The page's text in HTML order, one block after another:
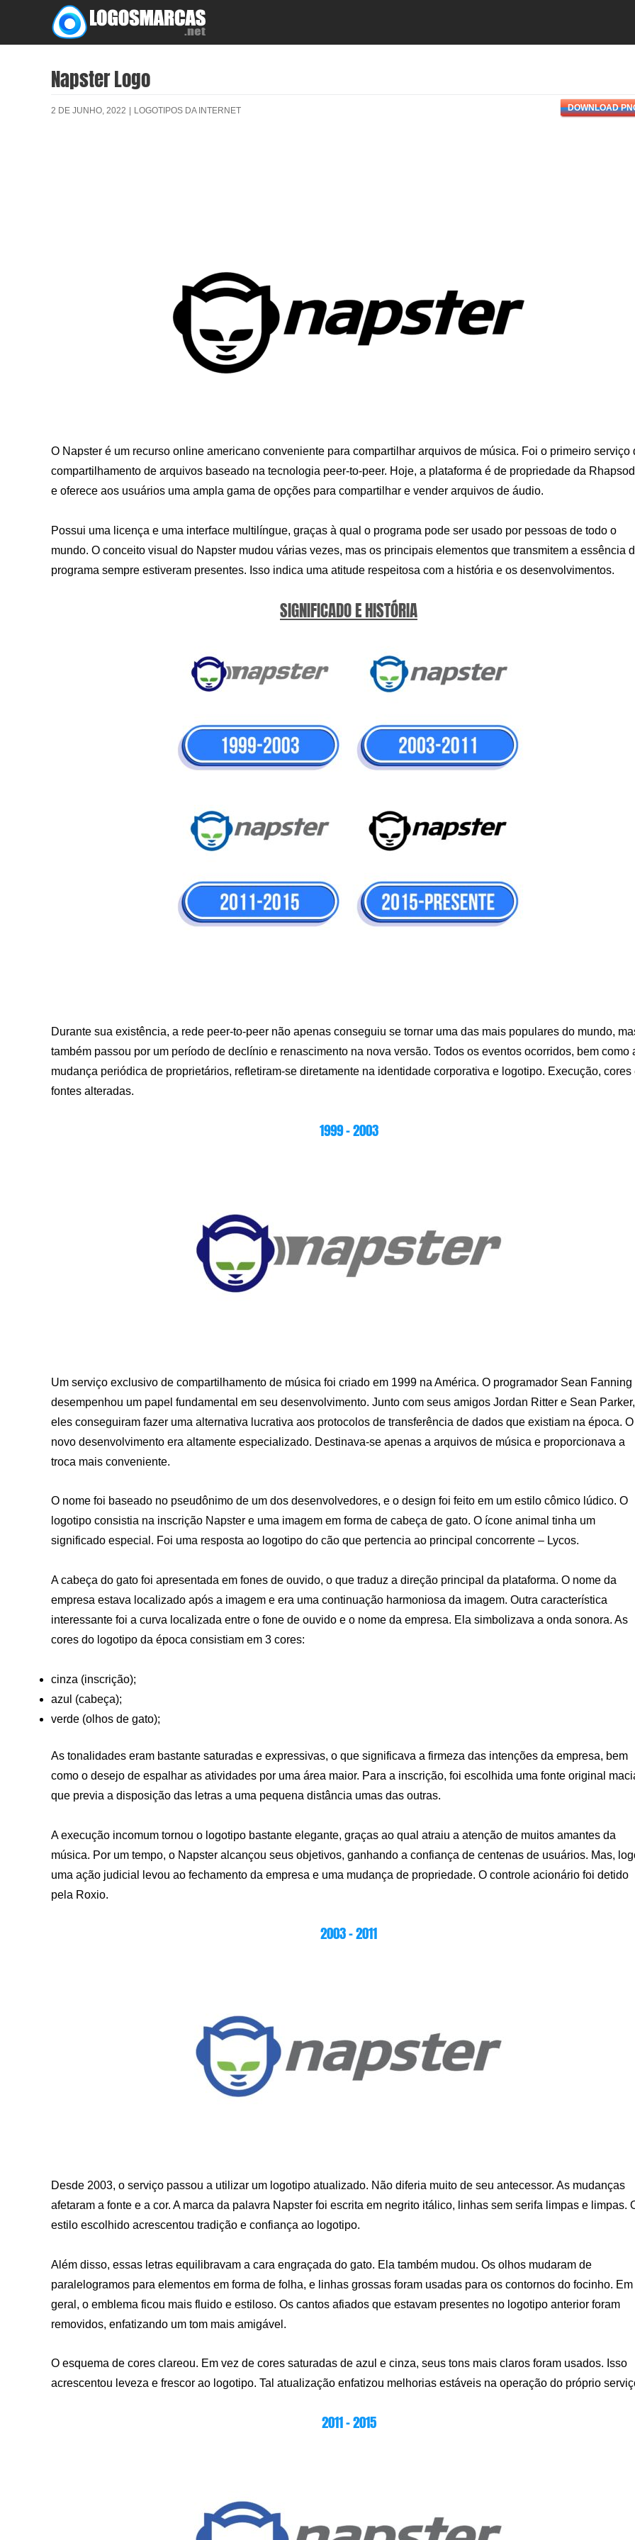
content
Napster Logo
2 DE JUNHO, 2022 | LOGOTIPOS DA INTERNET DOWNLOAD
O Napster é um recurso online americano conveniente para compartilhar arquivos de música. Foi o primeiro serviço
compartilhamento de arquivos baseado na tecnologia peer-to-peer. Hoje, a plataforma é de propriedade da
e oferece aos usuários uma ampla gama de opções para compartilhar e vender arquivos de áudio.
Possui uma licença e uma interface multilíngue, graças à qual o programa pode ser usado por pessoas de todo o
mundo. O conceito visual do Napster mudou várias vezes, mas os principais elementos que transmitem a essência
programa sempre estiveram presentes. Isso indica uma atitude respeitosa com a história e os desenvolvimentos.
SIGNIFICADO E HISTÓRIA
Durante sua existência, a rede peer-to-peer não apenas conseguiu se tornar uma das mais populares do mundo,
também passou por um período de declínio e renascimento na nova versão. Todos os eventos ocorridos, bem como
mudança periódica de proprietários, refletiram-se diretamente na identidade corporativa e logotipo. Execução, cores
fontes alteradas.
1999 – 2003
Um serviço exclusivo de compartilhamento de música foi criado em 1999 na América. O programador Sean Fanning
desempenhou um papel fundamental em seu desenvolvimento. Junto com seus amigos Jordan Ritter e Sean Parker,
eles conseguiram fazer uma alternativa lucrativa aos protocolos de transferência de dados que existiam na época. O
novo desenvolvimento era altamente especializado. Destinava-se apenas a arquivos de música e proporcionava a
troca mais conveniente.
O nome foi baseado no pseudônimo de um dos desenvolvedores, e o design foi feito em um estilo cômico lúdico. O
logotipo consistia na inscrição Napster e uma imagem em forma de cabeça de gato. O ícone animal tinha um
significado especial. Foi uma resposta ao logotipo do cão que pertencia ao principal concorrente – Lycos.
A cabeça do gato foi apresentada em fones de ouvido, o que traduz a direção principal da plataforma. O nome da
empresa estava localizado após a imagem e era uma continuação harmoniosa da imagem. Outra característica
interessante foi a curva localizada entre o fone de ouvido e o nome da empresa. Ela simbolizava a onda sonora. As
cores do logotipo da época consistiam em 3 cores:
cinza (inscrição);
azul (cabeça);
verde (olhos de gato);
As tonalidades eram bastante saturadas e expressivas, o que significava a firmeza das intenções da empresa, bem
como o desejo de espalhar as atividades por uma área maior. Para a inscrição, foi escolhida uma fonte original
que previa a disposição das letras a uma pequena distância umas das outras.
A execução incomum tornou o logotipo bastante elegante, graças ao qual atraiu a atenção de muitos amantes da
música. Por um tempo, o Napster alcançou seus objetivos, ganhando a confiança de centenas de usuários. Mas,
uma ação judicial levou ao fechamento da empresa e uma mudança de propriedade. O controle acionário foi detido
pela Roxio.
2003 – 2011
Desde 2003, o serviço passou a utilizar um logotipo atualizado. Não diferia muito de seu antecessor. As mudanças
afetaram a fonte e a cor. A marca da palavra Napster foi escrita em negrito itálico, linhas sem serifa limpas e limpas.
estilo escolhido acrescentou tradição e confiança ao logotipo.
Além disso, essas letras equilibravam a cara engraçada do gato. Ela também mudou. Os olhos mudaram de
paralelogramos para elementos em forma de folha, e linhas grossas foram usadas para os contornos do focinho. Em
geral, o emblema ficou mais fluido e estiloso. Os cantos afiados que estavam presentes no logotipo anterior foram
removidos, enfatizando um tom mais amigável.
O esquema de cores clareou. Em vez de cores saturadas de azul e cinza, seus tons mais claros foram usados. Isso
acrescentou leveza e frescor ao logotipo. Tal atualização enfatizou melhorias estáveis ​​na operação do próprio
2011 – 2015